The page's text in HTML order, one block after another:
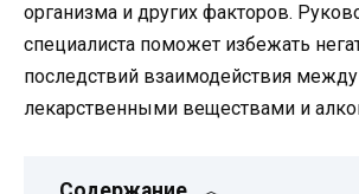
организма и других факторов.
специалиста поможет избежать
последствий взаимодействия между
лекарственными веществами и